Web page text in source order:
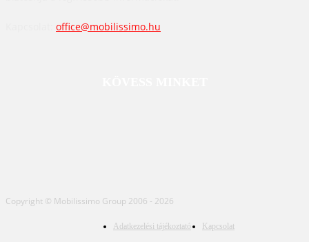
office@mobilissimo.hu
Copyright © Mobilissimo Group 2006 - 2026
Adatkezelési tájékoztató Kapcsolat